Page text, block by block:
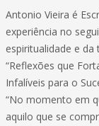
Antonio Vieira é
experiência no
espiritualidade e
“Reflexões que
Infalíveis para o
“No momento em
aquilo que se